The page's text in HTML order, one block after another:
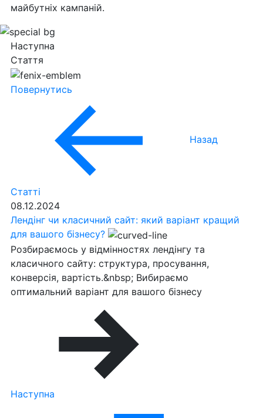
майбутніх кампаній.
Наступна
Стаття
Повернутись
Назад
Статті
08.12.2024
Лендінг чи класичний сайт: який варіант кращий
для вашого бізнесу?
Розбираємось у відмінностях лендінгу та
класичного сайту: структура, просування,
конверсія, вартість.&nbsp; Вибираємо
оптимальний варіант для вашого бізнесу
Наступна